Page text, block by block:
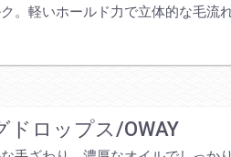
。軽いホールド力で立体的な毛流
ドロップス/OWAY